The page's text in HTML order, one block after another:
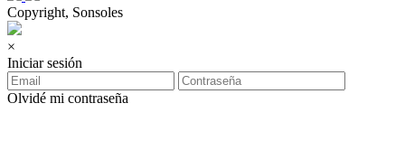
Copyright, Sonsoles
×
Iniciar sesión
Olvidé mi contraseña